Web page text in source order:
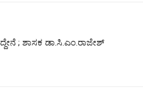
; ಶಾಸಕ ಡಾ.ಸಿ.ಎಂ.ರಾಜೇಶ್